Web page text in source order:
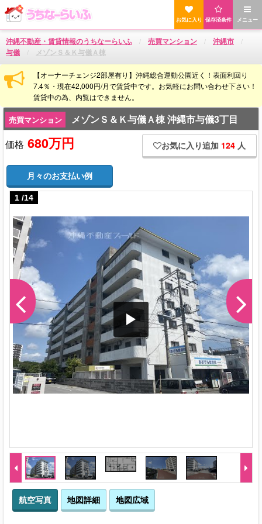
メニュー
保存済条件
お気に入り
沖縄不動産・賃貸情報のうちなーらいふ 売買マンション
沖縄市
与儀
メゾンＳ＆Ｋ与儀Ａ棟
【オーナーチェンジ2部屋有り】沖縄総合運動公園近く！表面利回り
7.4％・現在42,000円/月で賃貸中です。お気軽にお問い合わせ下さい！
賃貸中の為、内覧はできません。
売買マンション
メゾンＳ＆Ｋ与儀Ａ棟 沖縄市与儀3丁目
価格 680万円 お気に入り追加 124 人
月々のお支払い例
1 /14
航空写真 地図詳細 地図広域